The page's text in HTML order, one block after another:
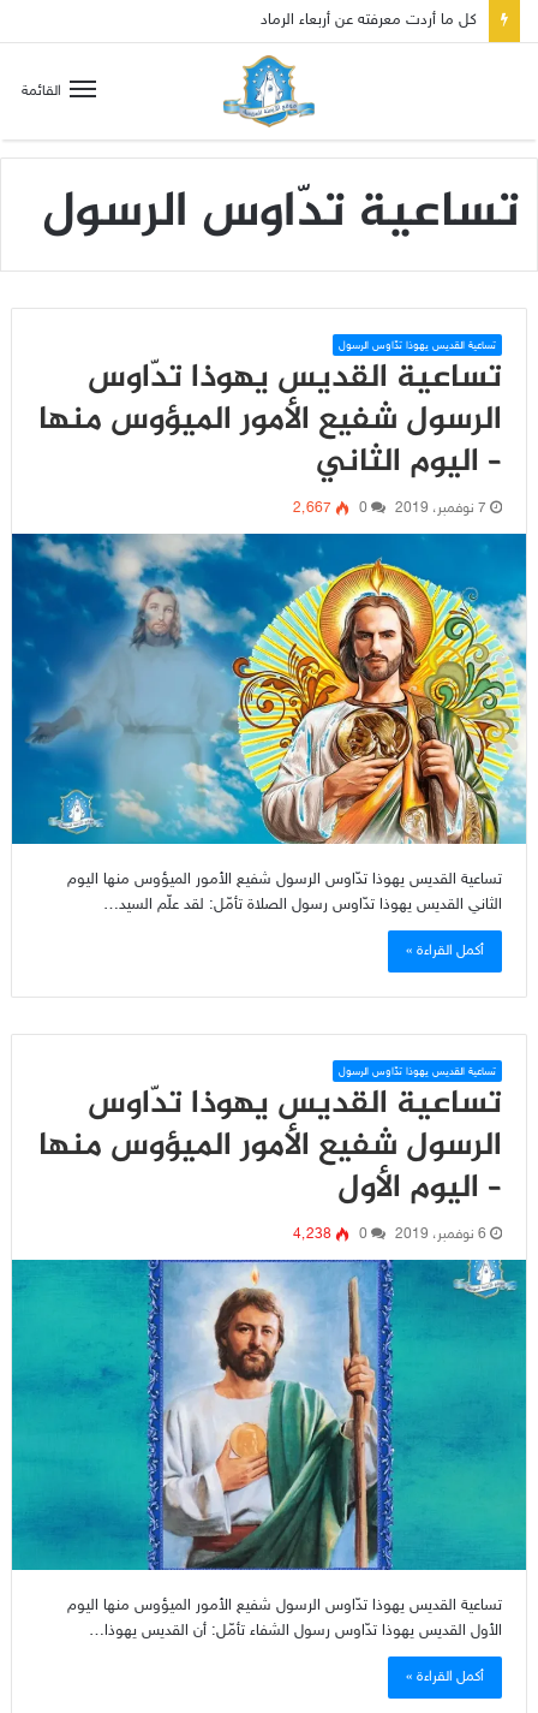
كل ما أردت معرفته عن أربعاء الرماد
القائمة
تساعية تدّاوس الرسول
تساعية القديس يهوذا تدّاوس الرسول
تساعية القديس يهوذا تدّاوس
الرسول شفيع الأمور الميؤوس منها
– اليوم الثاني
7 نوفمبر، 2019 0 2٬667
تساعية القديس يهوذا تدّاوس الرسول شفيع الأمور الميؤوس منها اليوم
الثاني القديس يهوذا تدّاوس رسول الصلاة تأمّل: لقد علّم السيد…
أكمل القراءة »
تساعية القديس يهوذا تدّاوس الرسول
تساعية القديس يهوذا تدّاوس
الرسول شفيع الأمور الميؤوس منها
– اليوم الأول
6 نوفمبر، 2019 0 4٬238
تساعية القديس يهوذا تدّاوس الرسول شفيع الأمور الميؤوس منها اليوم
الأول القديس يهوذا تدّاوس رسول الشفاء تأمّل: أن القديس يهوذا…
أكمل القراءة »